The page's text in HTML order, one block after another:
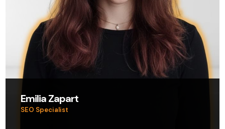
Emilia Zapart
SEO Specialist